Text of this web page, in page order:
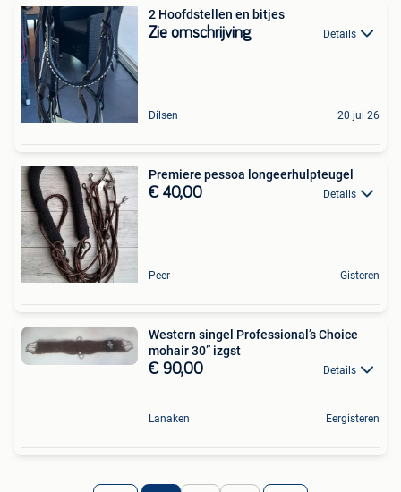
2 Hoofdstellen en bitjes
Zie omschrijving Details
Dilsen 20 jul 26
Premiere pessoa longeerhulpteugel
€ 40,00 Details
Peer Gisteren
Western singel Professional’s Choice
mohair 30” izgst
€ 90,00 Details
Lanaken Eergisteren